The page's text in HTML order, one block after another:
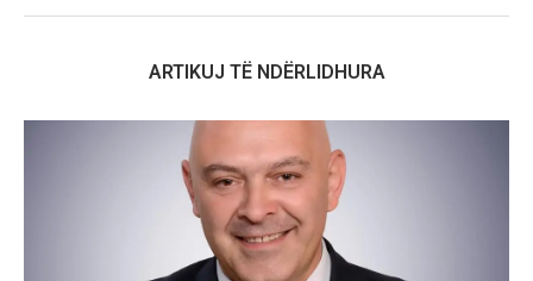
ARTIKUJ TË NDËRLIDHURA